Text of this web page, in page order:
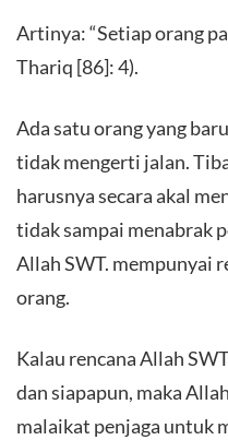
Artinya: “Setiap orang
Thariq [86]: 4).
Ada satu orang yang
tidak mengerti jalan.
harusnya secara akal
tidak sampai menabrak
Allah SWT. mempunyai
orang.
Kalau rencana Allah
dan siapapun, maka
malaikat penjaga untuk